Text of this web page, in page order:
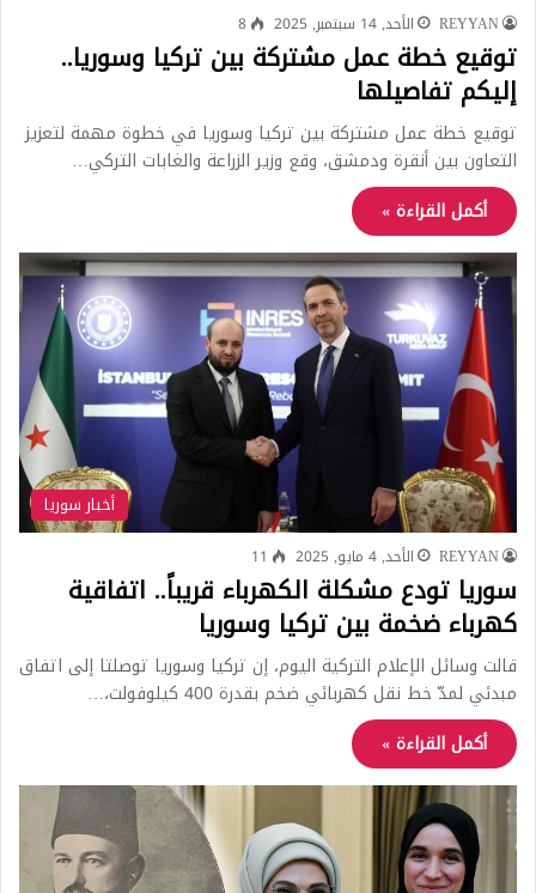
REYYAN الأحد, 14 سبتمبر, 2025 8
توقيع خطة عمل مشتركة بين تركيا وسوريا..
إليكم تفاصيلها
توقيع خطة عمل مشتركة بين تركيا وسوريا في خطوة مهمة لتعزيز
التعاون بين أنقرة ودمشق، وقع وزير الزراعة والغابات التركي…
أكمل القراءة »
أخبار سوريا
REYYAN الأحد, 4 مايو, 2025 11
سوريا تودع مشكلة الكهرباء قريباً.. اتفاقية
كهرباء ضخمة بين تركيا وسوريا
قالت وسائل الإعلام التركية اليوم، إن تركيا وسوريا توصلتا إلى اتفاق
مبدئي لمدّ خط نقل كهربائي ضخم بقدرة 400 كيلوفولت،…
أكمل القراءة »